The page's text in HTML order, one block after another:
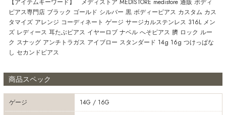
【アイテムキーワード】 メディストア MEDISTORE medistore 通販 ボディ
ピアス専門店 ブラック ゴールド シルバー 黒 ボディーピアス カスタム カス
タマイズ アレンジ コーディネート ゲージ サージカルステンレス 316L メン
ズ レディース 耳たぶピアス イヤーロブ ナベル へそピアス 臍 ロック ルー
ク スナッグ アンチトラガス アイブロー スタンダード 14g 16g つけっぱな
し セカンドピアス
商品スペック
ゲージ
14G / 16G